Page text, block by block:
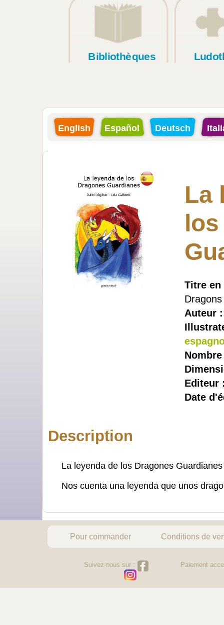
Bibliothèques
English Español Deutsch
La
Titre
Auteur
Date
Description
La leyenda de los Dragones Guardianes
Nos cuenta una leyenda que unos
Pour commander Conditions de
Suivez-nous sur : Paiement